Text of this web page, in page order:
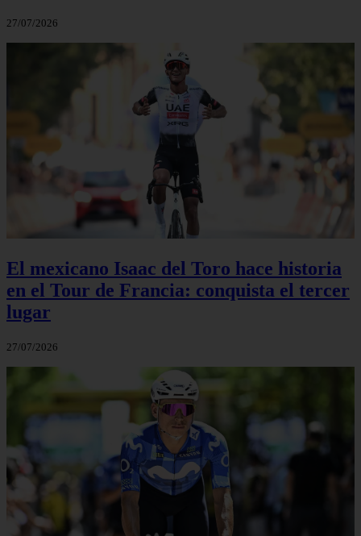
27/07/2026
El mexicano Isaac del Toro hace historia
en el Tour de Francia: conquista el tercer
lugar
27/07/2026